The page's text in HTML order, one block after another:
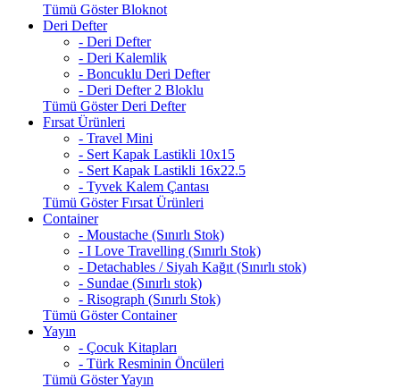
Tümü Göster Bloknot
Deri Defter
- Deri Defter
- Deri Kalemlik
- Boncuklu Deri Defter
- Deri Defter 2 Bloklu
Tümü Göster Deri Defter
Fırsat Ürünleri
- Travel Mini
- Sert Kapak Lastikli 10x15
- Sert Kapak Lastikli 16x22.5
- Tyvek Kalem Çantası
Tümü Göster Fırsat Ürünleri
Container
- Moustache (Sınırlı Stok)
- I Love Travelling (Sınırlı Stok)
- Detachables / Siyah Kağıt (Sınırlı stok)
- Sundae (Sınırlı stok)
- Risograph (Sınırlı Stok)
Tümü Göster Container
Yayın
- Çocuk Kitapları
- Türk Resminin Öncüleri
Tümü Göster Yayın